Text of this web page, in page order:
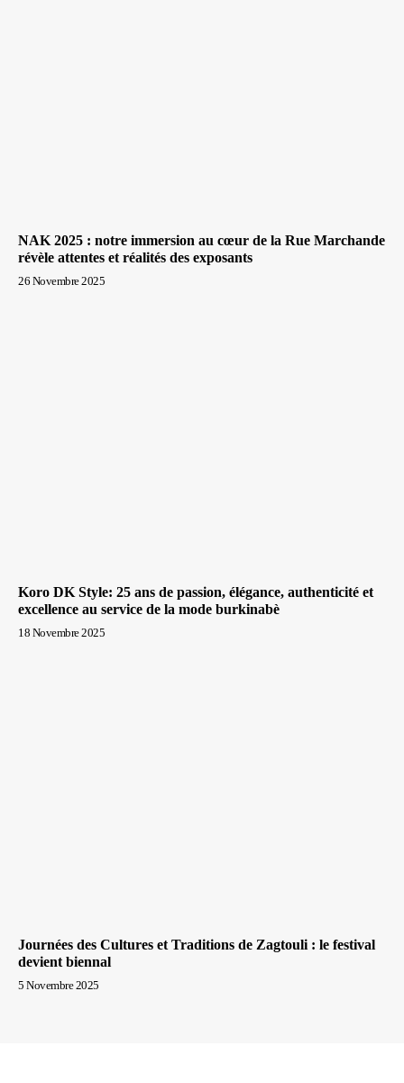
NAK 2025 : notre immersion au cœur de la Rue Marchande
révèle attentes et réalités des exposants
26 Novembre 2025
Koro DK Style: 25 ans de passion, élégance, authenticité et
excellence au service de la mode burkinabè
18 Novembre 2025
Journées des Cultures et Traditions de Zagtouli : le festival
devient biennal
5 Novembre 2025